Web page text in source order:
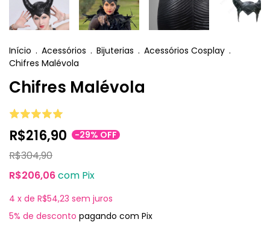
Início . Acessórios . Bijuterias . Acessórios Cosplay .
Chifres Malévola
Chifres Malévola
R$216,90 -29% OFF
R$304,90
R$206,06com Pix
4 x de R$54,23 sem juros
5% de desconto pagando com Pix